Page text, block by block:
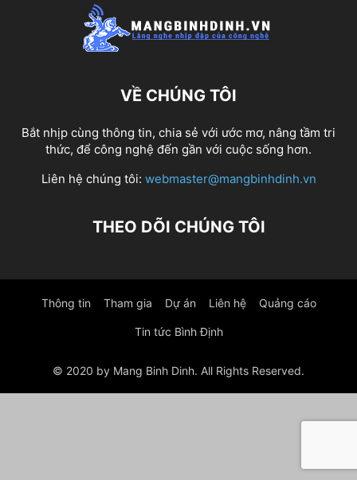
VỀ CHÚNG TÔI
Bắt nhịp cùng thông tin, chia sẻ với ước mơ, nâng tầm tri
thức, để công nghệ đến gần với cuộc sống hơn.
Liên hệ chúng tôi: webmaster@mangbinhdinh.vn
THEO DÕI CHÚNG TÔI
Thông tin Tham gia Dự án Liên hệ Quảng cáo
Tin tức Bình Định
© 2020 by Mang Binh Dinh. All Rights Reserved.